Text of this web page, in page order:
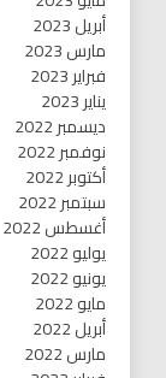
أبريل 2023
مارس 2023
فبراير 2023
يناير 2023
ديسمبر 2022
نوفمبر 2022
أكتوبر 2022
سبتمبر 2022
أغسطس 2022
يوليو 2022
يونيو 2022
مايو 2022
أبريل 2022
مارس 2022